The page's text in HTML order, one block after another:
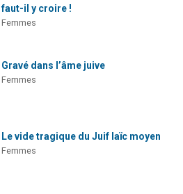
faut-il y croire !
Femmes
Gravé dans l’âme juive
Femmes
Le vide tragique du Juif laïc moyen
Femmes